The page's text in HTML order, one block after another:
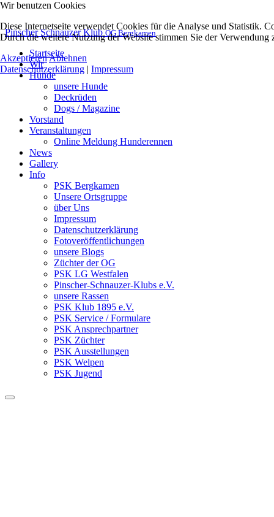
Pinscher Schnauzer Klub OG Bergkamen
Startseite
Wir
Hunde
unsere Hunde
Deckrüden
Dogs / Magazine
Vorstand
Veranstaltungen
Online Meldung Hunderennen
News
Gallery
Info
PSK Bergkamen
Unsere Ortsgruppe
über Uns
Impressum
Datenschutzerklärung
Fotoveröffentlichungen
unsere Blogs
Züchter der OG
PSK LG Westfalen
Pinscher-Schnauzer-Klubs e.V.
unsere Rassen
PSK Klub 1895 e.V.
PSK Service / Formulare
PSK Ansprechpartner
PSK Züchter
PSK Ausstellungen
PSK Welpen
PSK Jugend
Wir benutzen Cookies
Diese Internetseite verwendet Cookies für die Analyse und Statistik.
Durch die weitere Nutzung der Website stimmen Sie der
AkzeptierenAblehnen
Datenschutzerklärung | Impressum